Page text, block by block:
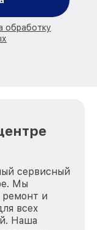
обработку
сервисный
Мы
ремонт и
всех
Наша